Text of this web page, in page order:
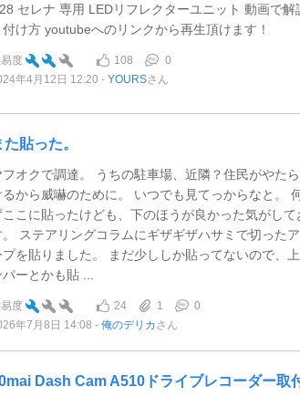
セレナ 専用 LEDリフレクターユニット 動画で解
付け方 youtubeへのリンクから再生頂けます！
度 108
0
年4月12日 12:20
YOURSさん
た貼った。
フオクで調達。 うちの駐車場、近隣？住民がやた
るから威嚇のために。 いつでも見てっからなと。
ここに貼ったけども、下のほうが良かった気がして
。 ステアリングコラムにギザギザハサミで切った
プを貼りました。 まだ少ししか貼ってないので、
ーとかも貼 ...
度 24 1
0
年7月8日 14:08
俺のデリカ さん
Dash Cam A510ドライブレコーダー取